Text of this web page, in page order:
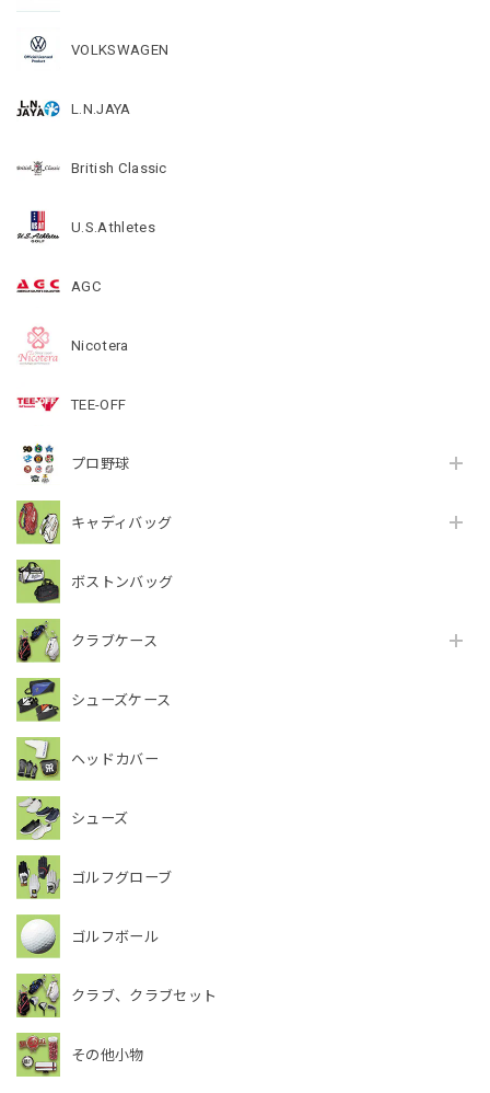
VOLKSWAGEN
L.N.JAYA
British Classic
U.S.Athletes
AGC
Nicotera
TEE-OFF
プロ野球
キャディバッグ
ボストンバッグ
クラブケース
シューズケース
ヘッドカバー
シューズ
ゴルフグローブ
ゴルフボール
クラブ、クラブセット
その他小物